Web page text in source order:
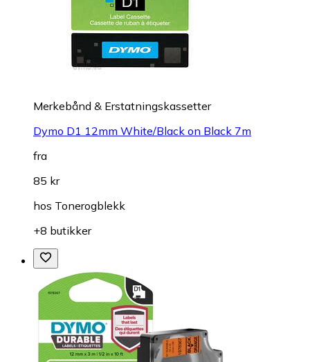
Merkebånd & Erstatningskassetter
Dymo D1 12mm White/Black on Black 7m
fra
85 kr
hos Tonerogblekk
+8 butikker